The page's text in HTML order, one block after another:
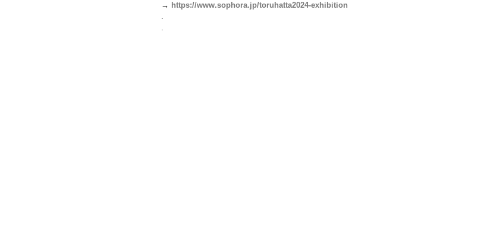
→ https://www.sophora.jp/toruhatta2024-exhibition
.
.